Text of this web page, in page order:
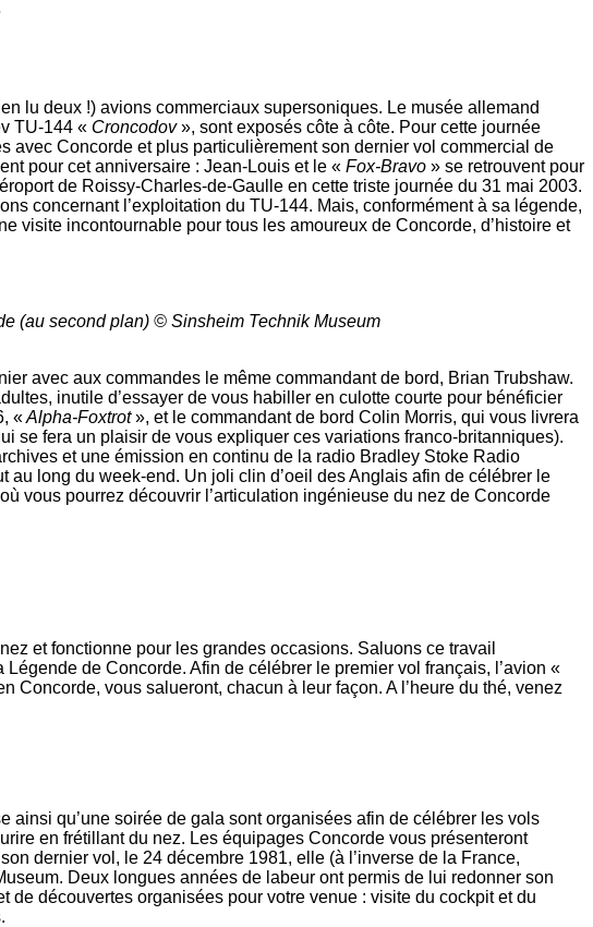
lu deux !) avions commerciaux supersoniques. Le musée allemand
TU-144 « Croncodov», sont exposés côte à côte. Pour cette journée
avec Concorde et plus particulièrement son dernier vol commercial de
pour cet anniversaire : Jean-Louis et le « Fox-Bravo » se retrouvent pour
de Roissy-Charles-de-Gaulle en cette triste journée du 31 mai 2003.
concernant l’exploitation du TU-144. Mais, conformément à sa légende,
visite incontournable pour tous les amoureux de Concorde, d’histoire et
(au second plan) © Sinsheim Technik Museum
avec aux commandes le même commandant de bord, Brian Trubshaw.
inutile d’essayer de vous habiller en culotte courte pour bénéficier
«Alpha-Foxtrot», et le commandant de bord Colin Morris, qui vous livrera
se fera un plaisir de vous expliquer ces variations franco-britanniques).
et une émission en continu de la radio Bradley Stoke Radio
long du week-end. Un joli clin d’oeil des Anglais afin de célébrer le
vous pourrez découvrir l’articulation ingénieuse du nez de Concorde
et fonctionne pour les grandes occasions. Saluons ce travail
de Concorde. Afin de célébrer le premier vol français, l’avion «
vous salueront, chacun à leur façon. A l’heure du thé, venez
ainsi qu’une soirée de gala sont organisées afin de célébrer les vols
en frétillant du nez. Les équipages Concorde vous présenteront
dernier vol, le 24 décembre 1981, elle (à l’inverse de la France,
Deux longues années de labeur ont permis de lui redonner son
de découvertes organisées pour votre venue : visite du cockpit et du